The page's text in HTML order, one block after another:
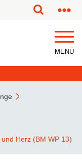
MENÜ
Herz (BM WP 13)